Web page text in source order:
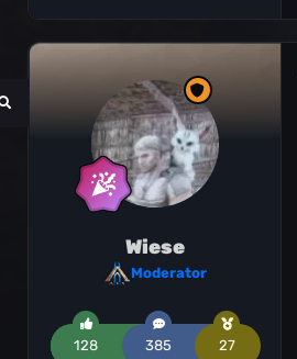
Wiese
Moderator
128 385 27